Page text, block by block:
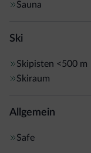
Sauna
Ski
Skipisten <500 m
Skiraum
Allgemein
Safe